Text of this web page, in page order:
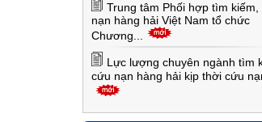
Trung tâm Phối hợp tìm kiếm,
nạn hàng hải Việt Nam tổ chức
Chương...
Lực lượng chuyên ngành tìm
cứu nạn hàng hải kịp thời cứu